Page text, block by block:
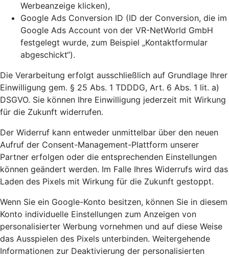
Werbeanzeige klicken),
Google Ads Conversion ID (ID der Conversion, die im
Google Ads Account von der VR-NetWorld GmbH
festgelegt wurde, zum Beispiel „Kontaktformular
abgeschickt“).
Die Verarbeitung erfolgt ausschließlich auf Grundlage Ihrer
Einwilligung gem. § 25 Abs. 1 TDDDG, Art. 6 Abs. 1 lit. a)
DSGVO. Sie können Ihre Einwilligung jederzeit mit Wirkung
für die Zukunft widerrufen.
Der Widerruf kann entweder unmittelbar über den neuen
Aufruf der Consent-Management-Plattform unserer
Partner erfolgen oder die entsprechenden Einstellungen
können geändert werden. Im Falle Ihres Widerrufs wird das
Laden des Pixels mit Wirkung für die Zukunft gestoppt.
Wenn Sie ein Google-Konto besitzen, können Sie in diesem
Konto individuelle Einstellungen zum Anzeigen von
personalisierter Werbung vornehmen und auf diese Weise
das Ausspielen des Pixels unterbinden. Weitergehende
Informationen zur Deaktivierung der personalisierten